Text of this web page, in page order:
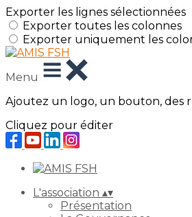
Exporter les lignes sélectionnées
Exporter toutes les colonnes
Exporter uniquement les
Menu
Ajoutez un logo, un bouton, des
Cliquez pour éditer
L'association ▴▾
Présentation